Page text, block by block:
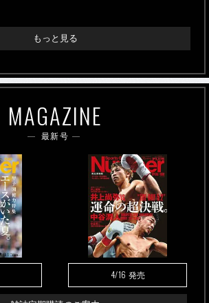
もっと見る
MAGAZINE
最新号
4/16 発売